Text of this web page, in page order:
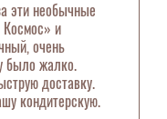
эти необычные
Космос» и
очень
было жалко.
доставку.
кондитерскую.